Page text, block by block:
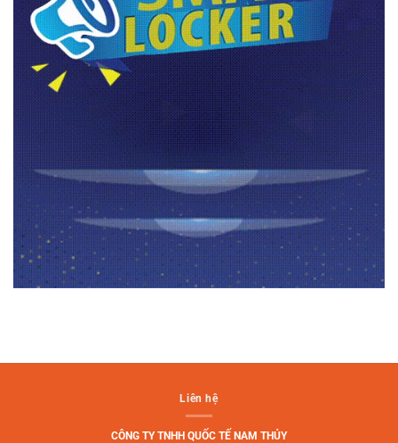
Liên hệ
CÔNG TY TNHH QUỐC TẾ NAM THỦY